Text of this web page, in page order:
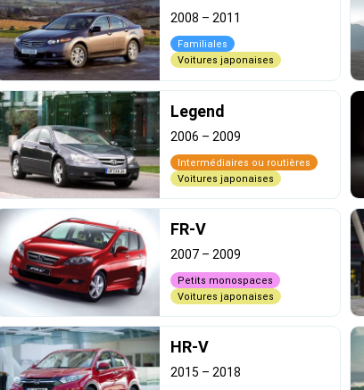
2008 –2011
Familiales
Voitures japonaises
Legend
2006 – 2009
Intermédiaires ou routières
Voitures japonaises
FR-V
2007 – 2009
Petits monospaces
Voitures japonaises
HR-V
2015 – 2018